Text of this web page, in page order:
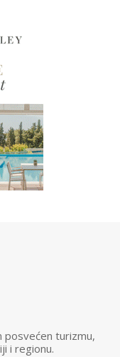
posvećen turizmu,
i regionu.